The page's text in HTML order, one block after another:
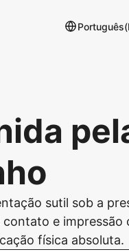
sutil sob a
e impressão
física absoluta.